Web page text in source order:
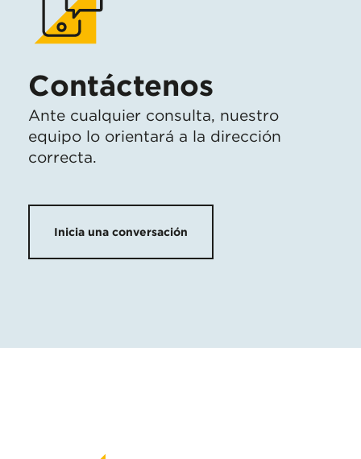
Contáctenos
Ante cualquier consulta, nuestro
equipo lo orientará a la dirección
correcta.
Inicia una conversación